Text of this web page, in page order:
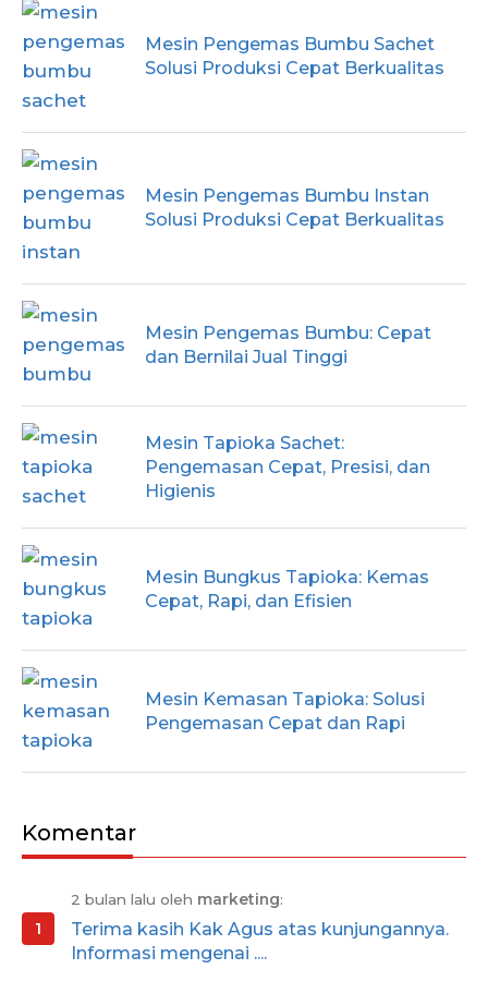
Mesin Pengemas Bumbu Sachet
Solusi Produksi Cepat Berkualitas
Mesin Pengemas Bumbu Instan
Solusi Produksi Cepat Berkualitas
Mesin Pengemas Bumbu: Cepat
dan Bernilai Jual Tinggi
Mesin Tapioka Sachet:
Pengemasan Cepat, Presisi, dan
Higienis
Mesin Bungkus Tapioka: Kemas
Cepat, Rapi, dan Efisien
Mesin Kemasan Tapioka: Solusi
Pengemasan Cepat dan Rapi
Komentar
2 bulan lalu oleh marketing:
Terima kasih Kak Agus atas kunjungannya.
Informasi mengenai ....